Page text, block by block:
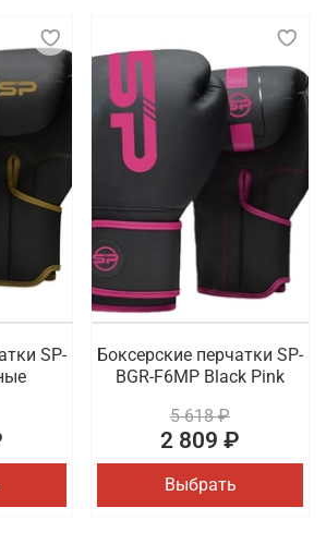
SP-
Боксерские перчатки SP-
BGR-F6MP Black Pink
5 618 ₽
2 809 ₽
Выбрать